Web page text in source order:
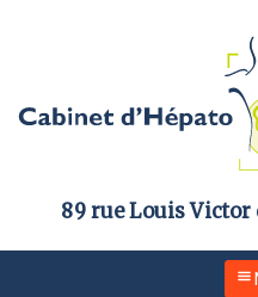
89 rue Louis Victor